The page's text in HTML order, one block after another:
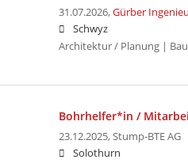
31.07.2026,Gürber
Schwyz
Architektur / Planung |
Bohrhelfer*in /
23.12.2025,Stump-BTE AG
Solothurn